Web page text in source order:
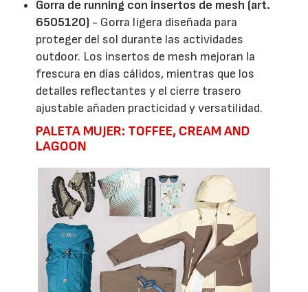
Gorra de running con insertos de mesh (art.
6505120) - Gorra ligera diseñada para
proteger del sol durante las actividades
outdoor. Los insertos de mesh mejoran la
frescura en días cálidos, mientras que los
detalles reflectantes y el cierre trasero
ajustable añaden practicidad y versatilidad.
PALETA MUJER: TOFFEE, CREAM AND
LAGOON